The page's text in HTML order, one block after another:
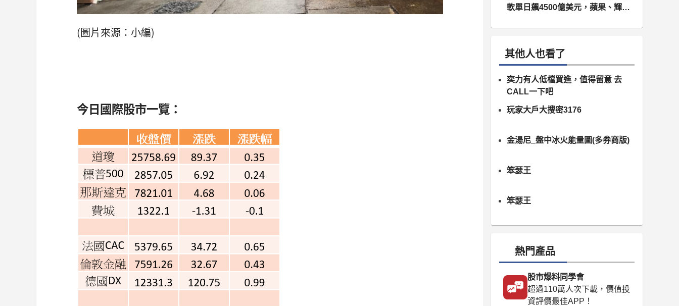
(圖片來源：小編)
今日國際股市一覽：
軟單日飆4500億美元，蘋果、輝達
其他人也看了
奕力有人低檔買進，值得留意 去
CALL一下吧
玩家大戶大搜密3176
金湯尼_盤中冰火能量圖(多券商版)
笨瑟王
笨瑟王
熱門產品
股市爆料同學會
超過110萬人次下載，價值投
資評價最佳APP！